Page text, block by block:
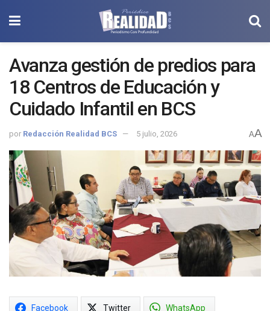
Avanza gestión de predios para
18 Centros de Educación y
Cuidado Infantil en BCS
por Redacción Realidad BCS 5 julio, 2026 AA
Facebook Twitter WhatsApp